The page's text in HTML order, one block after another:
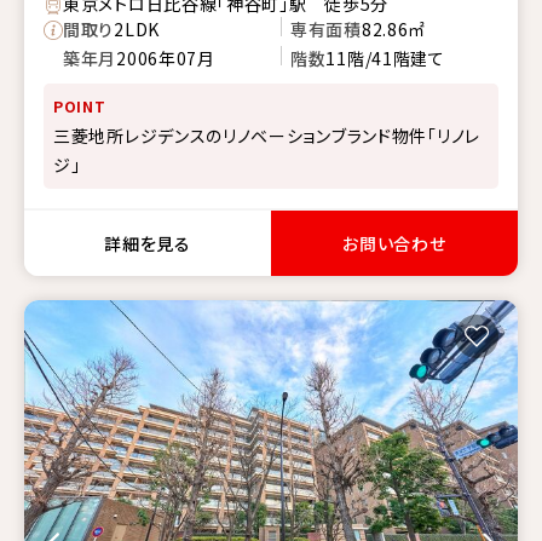
間取り2LDK 専有面積82.86㎡
築年月 2006年07月 階数11階/41階建て
POINT
三菱地所レジデンスのリノベーションブランド物件「リノレ
ジ」
詳細を見る お問い合わせ